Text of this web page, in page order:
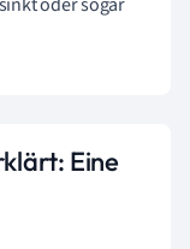
Eine